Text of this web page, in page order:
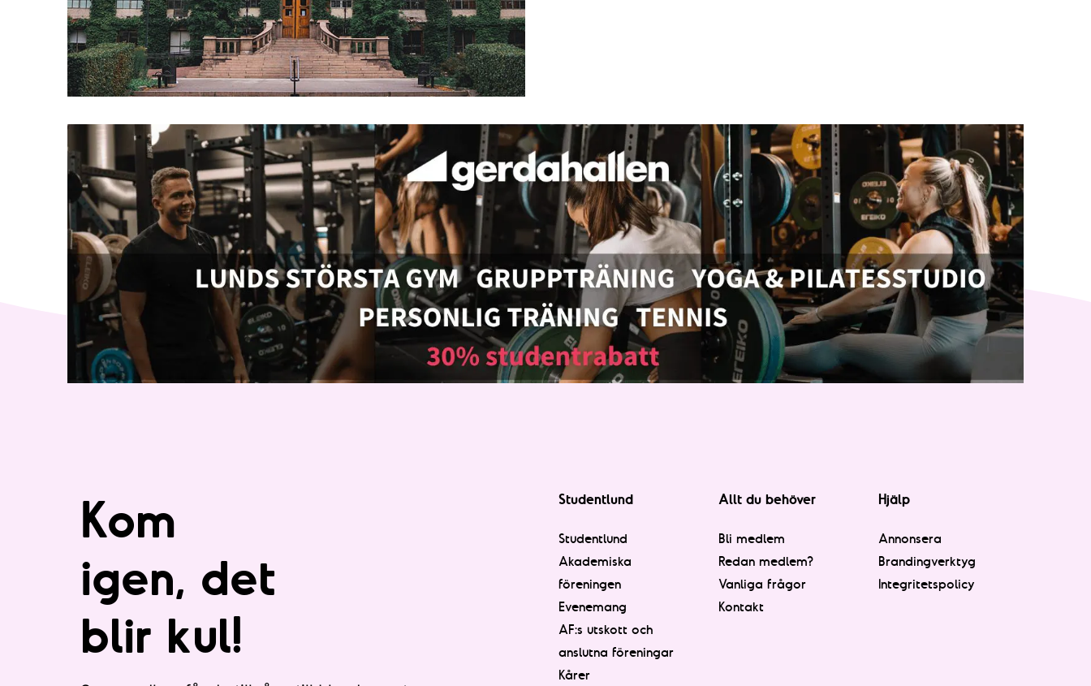
Kom
igen, det
blir kul!
Studentlund
Studentlund
Akademiska
föreningen
Evenemang
AF:s utskott och
anslutna föreningar
Kårer
Allt du behöver
Bli medlem
Redan medlem?
Vanliga frågor
Kontakt
Hjälp
Annonsera
Brandingverktyg
Integritetspolicy